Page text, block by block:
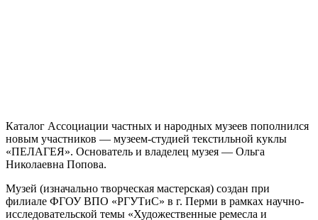
Каталог Ассоциации частных и народных музеев пополнился
новым участников — музеем-студией текстильной куклы
«ПЕЛАГЕЯ». Основатель и владелец музея — Ольга
Николаевна Попова.
Музей (изначально творческая мастерская) создан при
филиале ФГОУ ВПО «РГУТиС» в г. Перми в рамках научно-
исследовательской темы «Художественные ремесла и